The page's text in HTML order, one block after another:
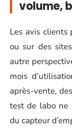
volume,
Les avis
ou sur des
autre
mois
après-vente,
test de labo ne
du capteur